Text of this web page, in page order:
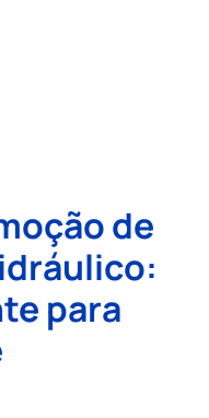
de
para